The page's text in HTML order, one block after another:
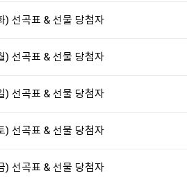
) 선곡표 & 선물 당첨자
) 선곡표 & 선물 당첨자
) 선곡표 & 선물 당첨자
) 선곡표 & 선물 당첨자
) 선곡표 & 선물 당첨자